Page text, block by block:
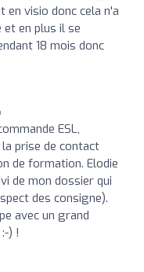
en visio donc cela n'a
en plus il se
18 mois donc
ESL,
prise de contact
de formation. Elodie
de mon dossier qui
des consigne).
avec un grand
) !